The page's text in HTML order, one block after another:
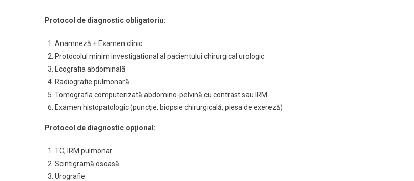
Protocol de diagnostic obligatoriu:
Anamneză + Examen clinic
Protocolul minim investigational al pacientului chirurgical urologic
Ecografia abdominală
Radiografie pulmonară
Tomografia computerizată abdomino-pelvină cu contrast sau IRM
Examen histopatologic (puncţie, biopsie chirurgicală, piesa de exereză)
Protocol de diagnostic opţional:
TC, IRM pulmonar
Scintigramă osoasă
Urografie